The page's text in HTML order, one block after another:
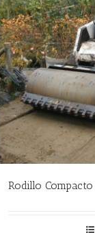
Rodillo Compacto